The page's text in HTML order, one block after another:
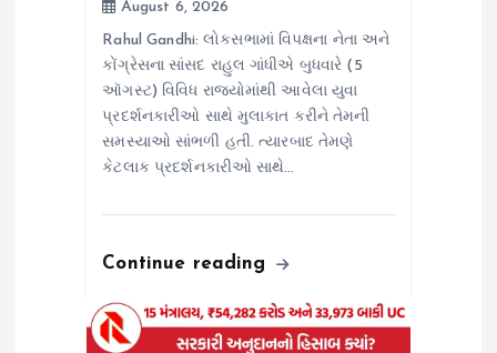
August 6, 2026
Rahul Gandhi: લોકસભામાં વિપક્ષના નેતા અને
કોંગ્રેસના સાંસદ રાહુલ ગાંધીએ બુધવારે (5
ઑગસ્ટ) વિવિધ રાજ્યોમાંથી આવેલા યુવા
પ્રદર્શનકારીઓ સાથે મુલાકાત કરીને તેમની
સમસ્યાઓ સાંભળી હતી. ત્યારબાદ તેમણે
કેટલાક પ્રદર્શનકારીઓ સાથે…
Continue reading